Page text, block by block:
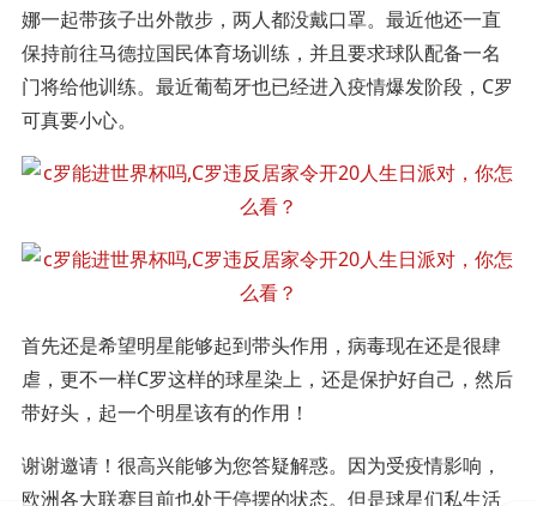
娜一起带孩子出外散步，两人都没戴口罩。最近他还一直
保持前往马德拉国民体育场训练，并且要求球队配备一名
门将给他训练。最近葡萄牙也已经进入疫情爆发阶段，C罗
可真要小心。
首先还是希望明星能够起到带头作用，病毒现在还是很肆
虐，更不一样C罗这样的球星染上，还是保护好自己，然后
带好头，起一个明星该有的作用！
谢谢邀请！很高兴能够为您答疑解惑。因为受疫情影响，
欧洲各大联赛目前也处于停摆的状态。但是球星们私生活